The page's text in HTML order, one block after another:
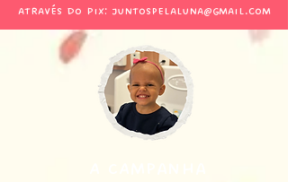
através do Pix: juntospelaluna@gmail.com